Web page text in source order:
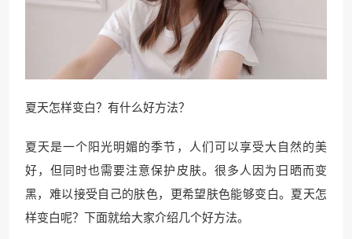
夏天怎样变白？有什么好方法？
夏天是一个阳光明媚的季节，人们可以享受大自然的美
好，但同时也需要注意保护皮肤。很多人因为日晒而变
黑，难以接受自己的肤色，更希望肤色能够变白。夏天怎
样变白呢？下面就给大家介绍几个好方法。